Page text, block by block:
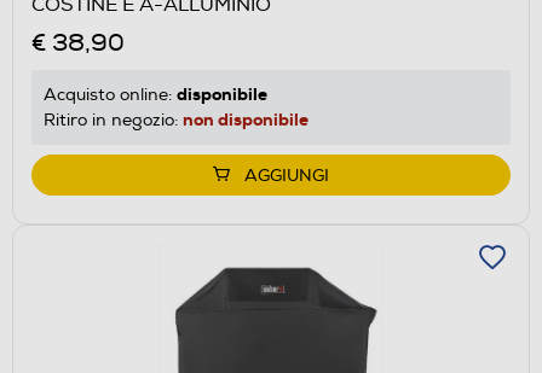
€ 38,90
Acquisto online: disponibile
Ritiro in negozio: non disponibile
AGGIUNGI